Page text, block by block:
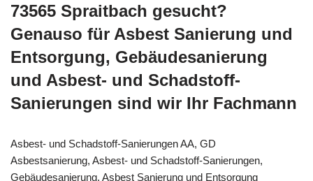
73565 Spraitbach gesucht?
Genauso für Asbest Sanierung und
Entsorgung, Gebäudesanierung
und Asbest- und Schadstoff-
Sanierungen sind wir Ihr Fachmann
Asbest- und Schadstoff-Sanierungen AA, GD
Asbestsanierung, Asbest- und Schadstoff-Sanierungen,
Gebäudesanierung, Asbest Sanierung und Entsorgung